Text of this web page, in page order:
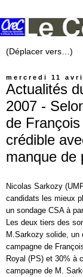
mercredi 11
Actualités
2007 -
de
crédible
manque de
Nicolas Sarkozy (
candidats les mieux
un sondage CSA à
Les deux tiers des
M. Sarkozy solide, un
campagne de
Royal (PS) et 30% à
campagne de M.